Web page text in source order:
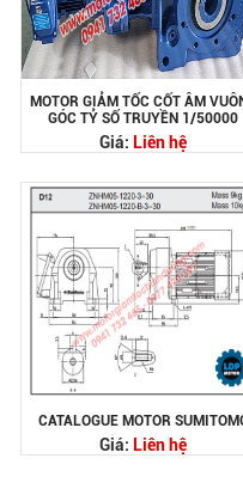
MOTOR GIẢM TỐC CỐT ÂM
GÓC TỶ SỐ TRUYỀN 1/50000
Giá: Liên hệ
CATALOGUE MOTOR
Giá: Liên hệ